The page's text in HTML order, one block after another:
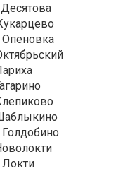
Опеновка
Локти